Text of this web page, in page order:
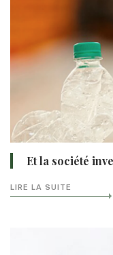
Et la société
LIRE LA SUITE